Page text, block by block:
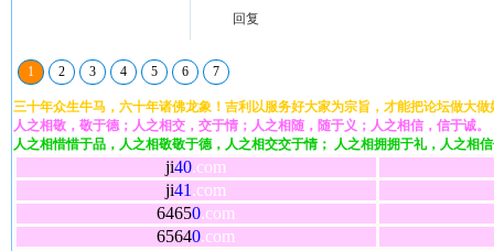
回复
1 2 3 4 5 6 7
三十年众生牛马，六十年诸佛龙象！吉利以服务好大家为宗旨，才能把论坛做大做
人之相敬，敬于德；人之相交，交于情；人之相随，随于义；人之相信，信于诚。
人之相惜惜于品，人之相敬敬于德，人之相交交于情； 人之相拥拥于礼，人之相
ji40.com
ji41 .com
64650.com
65640.com